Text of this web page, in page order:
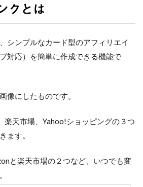
クとは
シンプルなカード型のアフィリエイ
対応）を簡単に作成できる機能で
像にしたものです。
楽天市場、Yahoo!ショッピングの３つ
ます。
と楽天市場の２つなど、いつでも変